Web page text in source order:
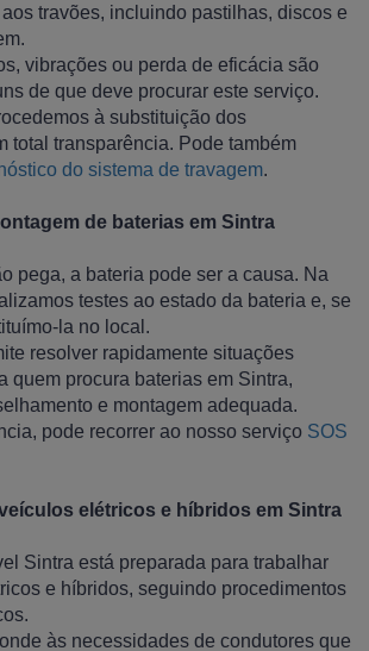
travões, incluindo pastilhas, discos e
vibrações ou perda de eficácia são
de que deve procurar este serviço.
à substituição dos
total transparência. Pode também
do sistema de travagem.
de baterias em Sintra
pega, a bateria pode ser a causa. Na
testes ao estado da bateria e, se
la no local.
resolver rapidamente situações
quem procura baterias em Sintra,
e montagem adequada.
pode recorrer ao nosso serviço SOS
elétricos e híbridos em Sintra
Sintra está preparada para trabalhar
e híbridos, seguindo procedimentos
às necessidades de condutores que